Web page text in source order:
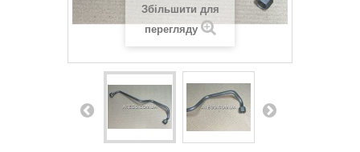
Збільшити для
перегляду